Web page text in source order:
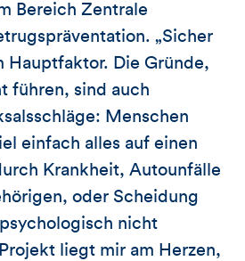
Bereich Zentrale
„Sicher
Hauptfaktor. Die Gründe,
führen, sind auch
Menschen
einfach alles auf einen
Krankheit, Autounfälle
oder Scheidung
nicht
liegt mir am Herzen,